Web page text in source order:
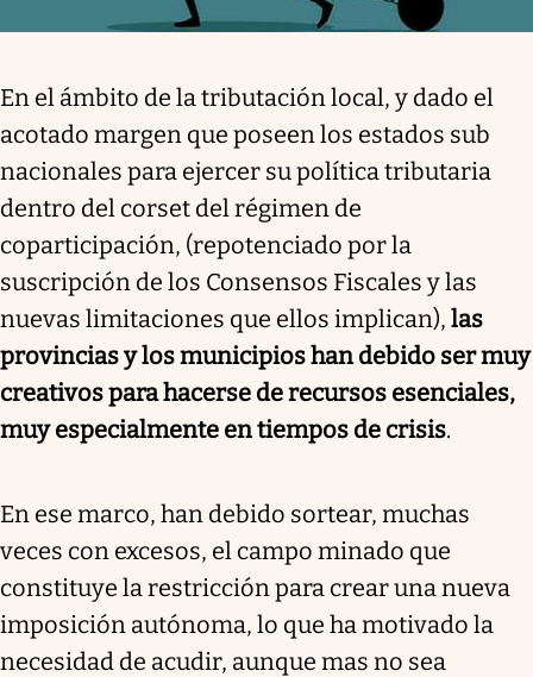
En el ámbito de la tributación local, y dado el
acotado margen que poseen los estados sub
nacionales para ejercer su política tributaria
dentro del corset del régimen de
coparticipación, (repotenciado por la
suscripción de los Consensos Fiscales y las
nuevas limitaciones que ellos implican), las
provincias y los municipios han debido ser muy
creativos para hacerse de recursos esenciales,
muy especialmente en tiempos de crisis.
En ese marco, han debido sortear, muchas
veces con excesos, el campo minado que
constituye la restricción para crear una nueva
imposición autónoma, lo que ha motivado la
necesidad de acudir, aunque mas no sea